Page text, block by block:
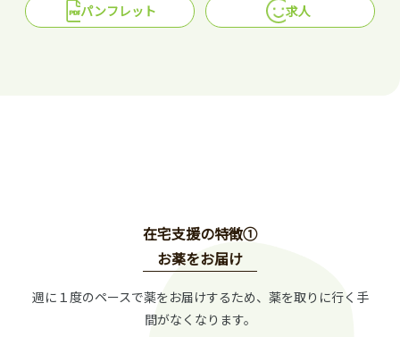
パンフレット 求人
在宅支援の特徴①
お薬をお届け
週に１度のペースで薬をお届けするため、薬を取りに行く手
間がなくなります。